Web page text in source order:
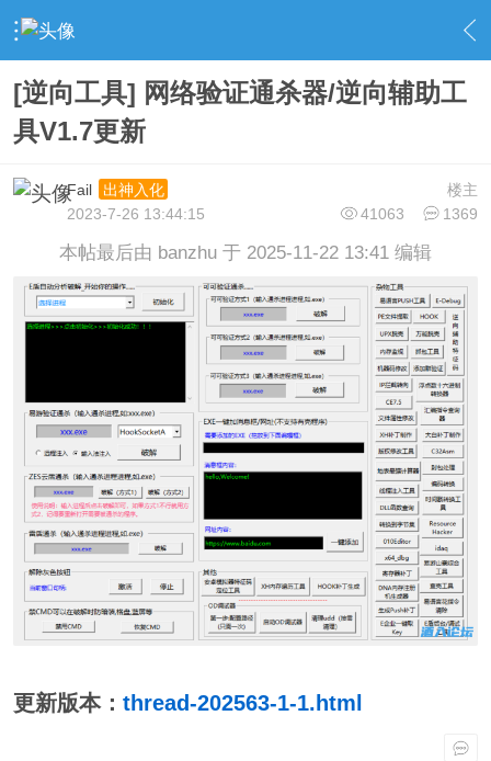
› 社区广场 › 逆向交流 › 内容
[逆向工具] 网络验证通杀器/逆向辅助工
具V1.7更新
楼主
Fail
出神入化
41063
1369
2023-7-26 13:44:15
本帖最后由 banzhu 于 2025-11-22 13:41 编辑
更新版本： thread-202563-1-1.html